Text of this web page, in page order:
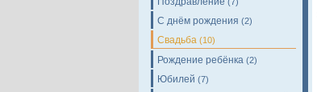
С днём рождения (2)
Свадьба (10)
Рождение ребёнка (2)
Юбилей (7)